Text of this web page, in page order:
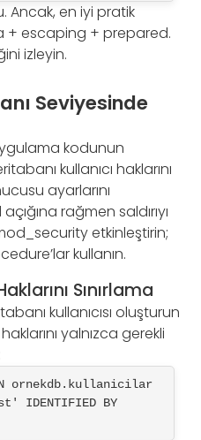
Ancak, en iyi pratik
+ escaping + prepared.
izleyin.
Seviyesinde
kodunun
kullanıcı haklarını
ayarlarını
rağmen saldırıyı
etkinleştirin;
kullanın.
Sınırlama
kullanıcısı oluşturun
haklarını yalnızca gerekli
ON ornekdb.kullanicilar
IDENTIFIED BY